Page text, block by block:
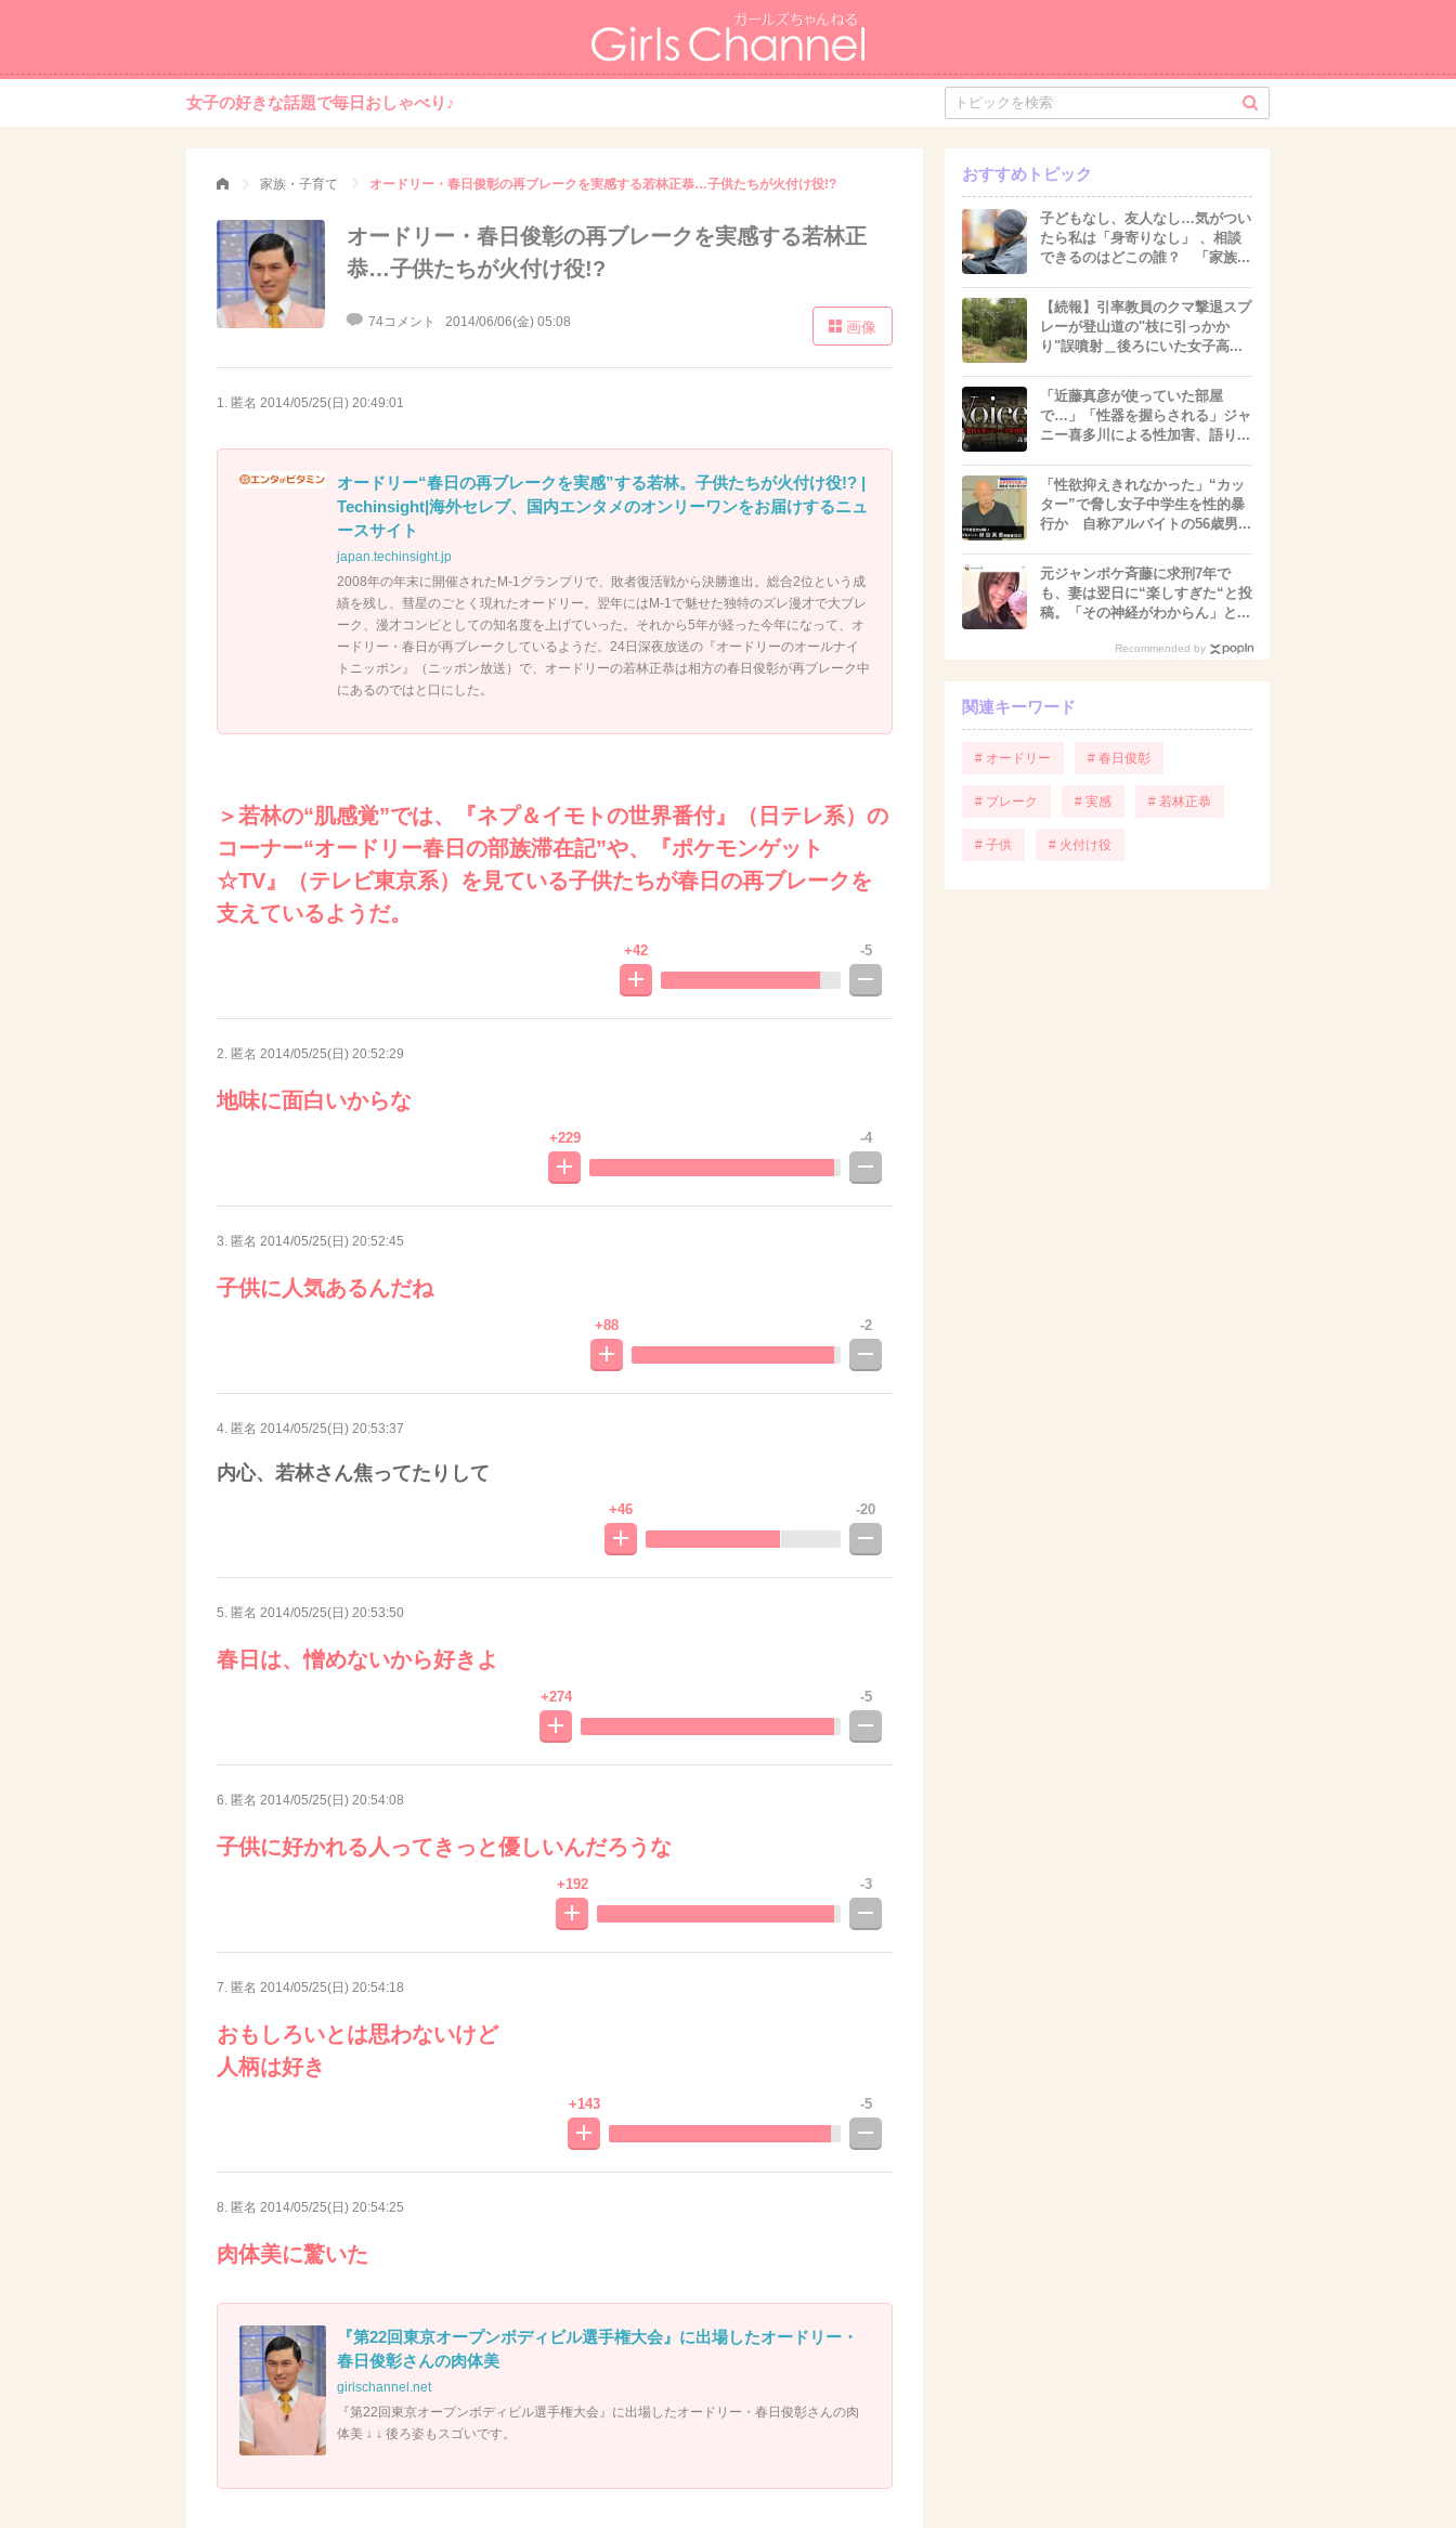
女子の好きな話題で毎日おしゃべり♪
家族・子育て オードリー・春日俊彰の再ブレークを実感する若林正恭…子供たちが火付け役!?
オードリー・春日俊彰の再ブレークを実感する若林正
恭…子供たちが火付け役!?
74コメント 2014/06/06(金) 05:08 画像
1. 匿名 2014/05/25(日) 20:49:01
オードリー“春日の再ブレークを実感”する若林。子供たちが火付け役!? |
Techinsight|海外セレブ、国内エンタメのオンリーワンをお届けするニュ
ースサイト
japan.techinsight.jp
2008年の年末に開催されたM-1グランプリで、敗者復活戦から決勝進出。総合2位という成
績を残し、彗星のごとく現れたオードリー。翌年にはM-1で魅せた独特のズレ漫才で大ブレ
ーク、漫才コンビとしての知名度を上げていった。それから5年が経った今年になって、オ
ードリー・春日が再ブレークしているようだ。24日深夜放送の『オードリーのオールナイ
トニッポン』（ニッポン放送）で、オードリーの若林正恭は相方の春日俊彰が再ブレーク中
にあるのではと口にした。
＞若林の“肌感覚”では、『ネプ＆イモトの世界番付』（日テレ系）の
コーナー“オードリー春日の部族滞在記”や、『ポケモンゲット
☆TV』（テレビ東京系）を見ている子供たちが春日の再ブレークを
支えているようだ。
+42 -5
2. 匿名 2014/05/25(日) 20:52:29
地味に面白いからな
+229 -4
3. 匿名 2014/05/25(日) 20:52:45
子供に人気あるんだね
+88 -2
4. 匿名 2014/05/25(日) 20:53:37
内心、若林さん焦ってたりして
+46 -20
5. 匿名 2014/05/25(日) 20:53:50
春日は、憎めないから好きよ
+274 -5
6. 匿名 2014/05/25(日) 20:54:08
子供に好かれる人ってきっと優しいんだろうな
+192 -3
7. 匿名 2014/05/25(日) 20:54:18
おもしろいとは思わないけど
人柄は好き
+143 -5
8. 匿名 2014/05/25(日) 20:54:25
肉体美に驚いた
『第22回東京オープンボディビル選手権大会』に出場したオードリー・
春日俊彰さんの肉体美
girlschannel.net
『第22回東京オープンボディビル選手権大会』に出場したオードリー・春日俊彰さんの肉
体美 ↓ ↓ 後ろ姿もスゴいです。
おすすめトピック
子どもなし、友人なし…気がつい
たら私は「身寄りなし」 、相談
できるのはどこの誰？ 「家族...
【続報】引率教員のクマ撃退スプ
レーが登山道の"枝に引っかか
り"誤噴射＿後ろにいた女子高...
「近藤真彦が使っていた部屋
で…」「性器を握らされる」ジャ
ニー喜多川による性加害、語り...
「性欲抑えきれなかった」“カッ
ター”で脅し女子中学生を性的暴
行か 自称アルバイトの56歳男...
元ジャンポケ斉藤に求刑7年で
も、妻は翌日に“楽しすぎた“と投
稿。「その神経がわからん」と...
Recommended by
関連キーワード
# オードリー # 春日俊彰
# ブレーク # 実感 # 若林正恭
# 子供 # 火付け役